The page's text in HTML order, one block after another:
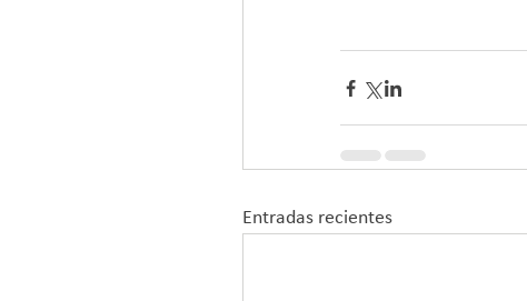
Entradas recientes